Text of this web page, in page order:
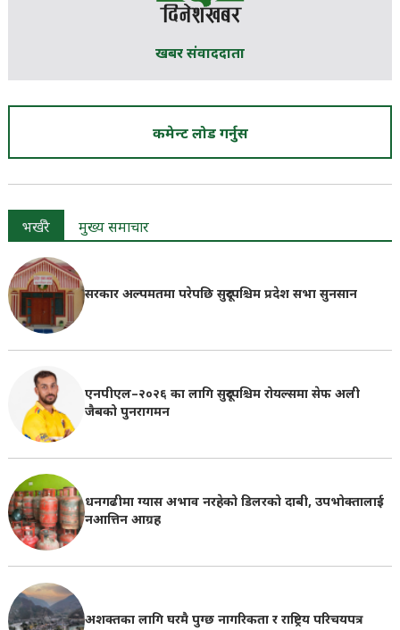
खबर संवाददाता
कमेन्ट लोड गर्नुस
भर्खरै मुख्य समाचार
सरकार अल्पमतमा परेपछि सुदूरपश्चिम प्रदेश सभा सुनसान
एनपीएल–२०२६ का लागि सुदूरपश्चिम रोयल्समा सेफ अली
जैबको पुनरागमन
धनगढीमा ग्यास अभाव नरहेको डिलरको दाबी, उपभोक्तालाई
नआत्तिन आग्रह
अशक्तका लागि घरमै पुग्छ नागरिकता र राष्ट्रिय परिचयपत्र